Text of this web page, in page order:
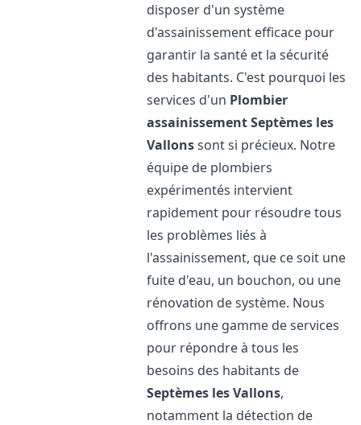
disposer d'un système
d'assainissement efficace pour
garantir la santé et la sécurité
des habitants. C'est pourquoi les
services d'un Plombier
assainissementSeptèmes les
Vallonssont si précieux. Notre
équipe de plombiers
expérimentés intervient
rapidement pour résoudre tous
les problèmes liés à
l'assainissement, que ce soit une
fuite d'eau, un bouchon, ou une
rénovation de système. Nous
offrons une gamme de services
pour répondre à tous les
besoins des habitants de
Septèmes les Vallons,
notamment la détection de